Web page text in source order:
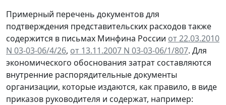
Примерный перечень документов для
подтверждения представительских расходов также
содержится в письмах Минфина России от 22.03.2010
N 03-03-06/4/26, от 13.11.2007 N 03-03-06/1/807. Для
экономического обоснования затрат составляются
внутренние распорядительные документы
организации, которые издаются, как правило, в виде
приказов руководителя и содержат, например: